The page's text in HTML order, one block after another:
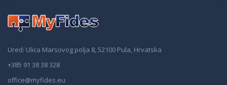
Ured: Ulica Marsovog polja 8, 52100 Pula, Hrvatska
+385 91 38 38 328
office@myfides.eu